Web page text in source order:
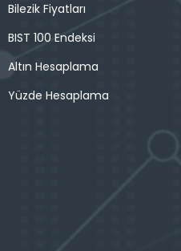
Bilezik Fiyatları
BIST 100 Endeksi
Altın Hesaplama
Yüzde Hesaplama